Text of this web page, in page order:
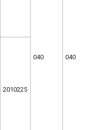
040 040
2010225